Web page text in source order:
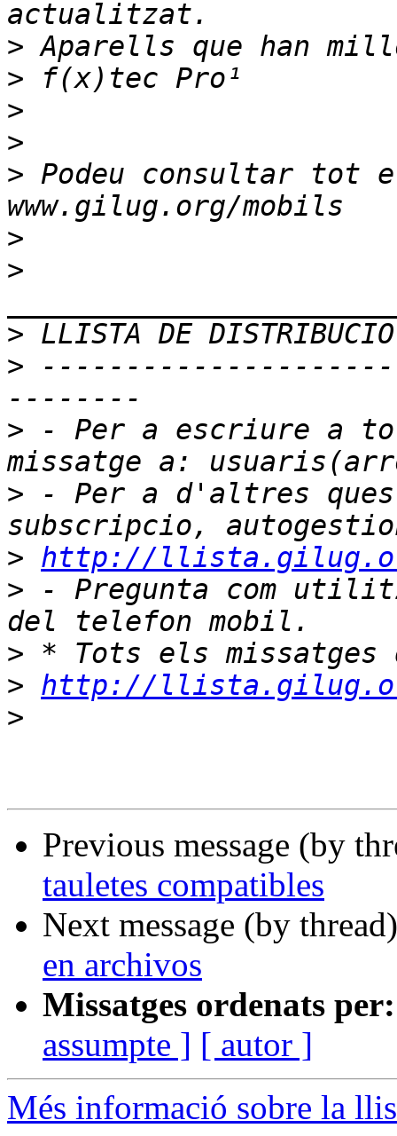
>
>
>
>
> Podeu consultar tot
>
>
>
>
> - Per a escriure a
> - Per a d'altres
> http://
> - Pregunta com
>
> http://
>
Previous message (by
tauletes compatibles
Next message (by
en archivos
Missatges ordenats per:
assumpte ] [ autor ]
Més informació sobre la